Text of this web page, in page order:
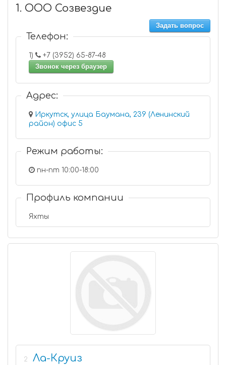
1. ООО Созвездие
Задать вопрос
Телефон:
1)
+7 (3952) 65-87-48
Звонок через браузер
Адрес:
Иркутск, улица Баумана, 239 (Ленинский
район) офис 5
Режим работы:
пн-пт 10:00-18:00
Профиль компании
Яхты
2 Ла-Круиз